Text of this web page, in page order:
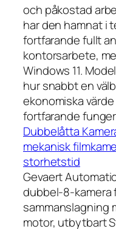
och påkostad
har den hamnat i
fortfarande fullt
kontorsarbete,
Windows 11.
hur snabbt en
ekonomiska
fortfarande
Dubbelåtta
mekanisk
storhetstid
Gevaert
dubbel-8-kamera
sammanslagning
motor, utbytbart